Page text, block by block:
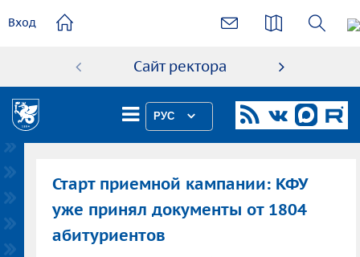
содержанию
Вход
Сайт ректора
РУС
Старт приемной кампании: КФУ
уже принял документы от 1804
абитуриентов